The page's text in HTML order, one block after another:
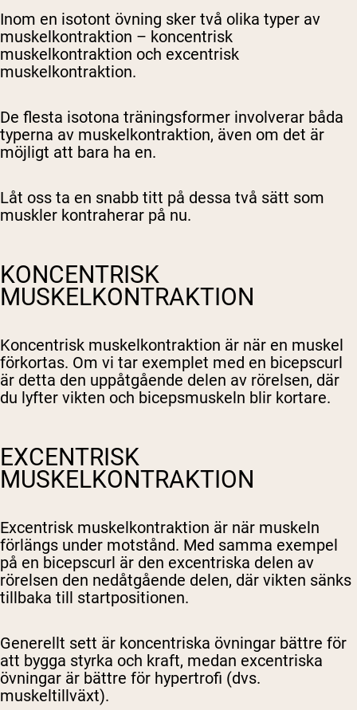
Inom en isotont övning sker två olika typer av
muskelkontraktion – koncentrisk
muskelkontraktion och excentrisk
muskelkontraktion.
De flesta isotona träningsformer involverar båda
typerna av muskelkontraktion, även om det är
möjligt att bara ha en.
Låt oss ta en snabb titt på dessa två sätt som
muskler kontraherar på nu.
KONCENTRISK
MUSKELKONTRAKTION
Koncentrisk muskelkontraktion är när en muskel
förkortas. Om vi tar exemplet med en bicepscurl
är detta den uppåtgående delen av rörelsen, där
du lyfter vikten och bicepsmuskeln blir kortare.
EXCENTRISK
MUSKELKONTRAKTION
Excentrisk muskelkontraktion är när muskeln
förlängs under motstånd. Med samma exempel
på en bicepscurl är den excentriska delen av
rörelsen den nedåtgående delen, där vikten sänks
tillbaka till startpositionen.
Generellt sett är koncentriska övningar bättre för
att bygga styrka och kraft, medan excentriska
övningar är bättre för hypertrofi (dvs.
muskeltillväxt).